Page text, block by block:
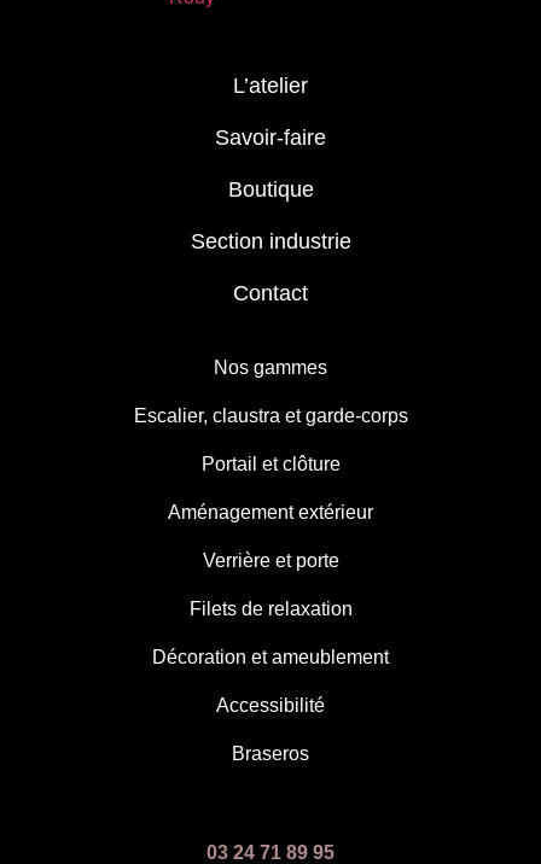
L’atelier
Savoir-faire
Boutique
Section industrie
Contact
Nos gammes
Escalier, claustra et garde-corps
Portail et clôture
Aménagement extérieur
Verrière et porte
Filets de relaxation
Décoration et ameublement
Accessibilité
Braseros
03 24 71 89 95